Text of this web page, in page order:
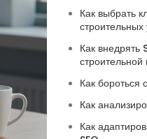
Как выбрать
строительных
Как внедрять
Как бороться
Как
Как